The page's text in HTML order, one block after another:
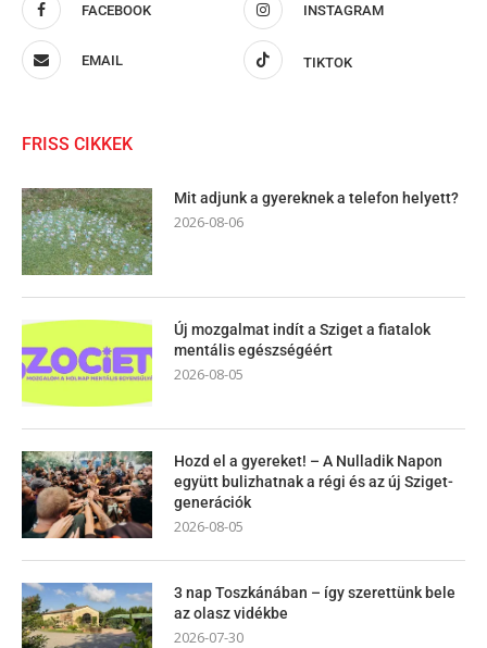
FACEBOOK INSTAGRAM
EMAIL TIKTOK
FRISS CIKKEK
Mit adjunk a gyereknek a telefon helyett?
2026-08-06
Új mozgalmat indít a Sziget a fiatalok
mentális egészségéért
2026-08-05
Hozd el a gyereket! – A Nulladik Napon
együtt bulizhatnak a régi és az új Sziget-
generációk
2026-08-05
3 nap Toszkánában – így szerettünk bele
az olasz vidékbe
2026-07-30